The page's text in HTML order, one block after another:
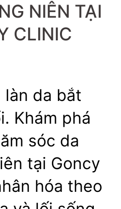
NIÊN TẠI
CLINIC
làn da bắt
Khám phá
sóc da
tại Goncy
hóa theo